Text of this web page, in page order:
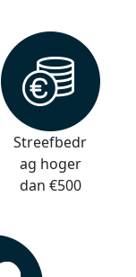
Streefbedr
ag hoger
dan €500